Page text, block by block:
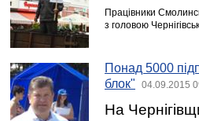
Працівники
з головою
Понад 5000
блок"
04.09.2015
На